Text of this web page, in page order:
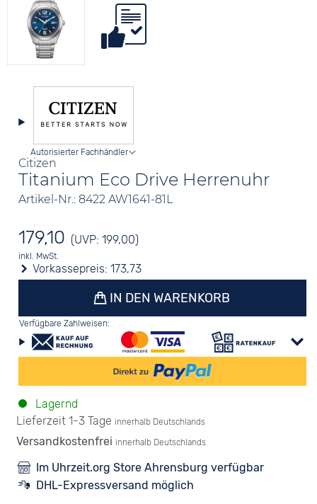
Citizen
Titanium Eco Drive Herrenuhr
Artikel-Nr.: 8422 AW1641-81L
Autorisierter Fachhändler
179,10 (UVP: 199,00)
inkl. MwSt.
Vorkassepreis:173,73
IN DEN WARENKORB
Verfügbare Zahlweisen:
Lagernd
Lieferzeit 1-3 Tage innerhalb Deutschlands
Versandkostenfrei innerhalb Deutschlands
Im Uhrzeit.org Store Ahrensburg verfügbar
DHL-Expressversand möglich